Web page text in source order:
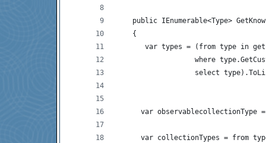
public IEnumerable<Type>
    {
var types = (from
where
select
var observablecollectionType
var